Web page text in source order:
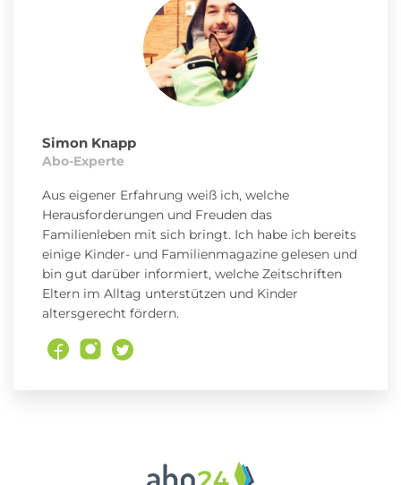
Simon Knapp
Abo-Experte
Aus eigener Erfahrung weiß ich, welche
Herausforderungen und Freuden das
Familienleben mit sich bringt. Ich habe ich bereits
einige Kinder- und Familienmagazine gelesen und
bin gut darüber informiert, welche Zeitschriften
Eltern im Alltag unterstützen und Kinder
altersgerecht fördern.